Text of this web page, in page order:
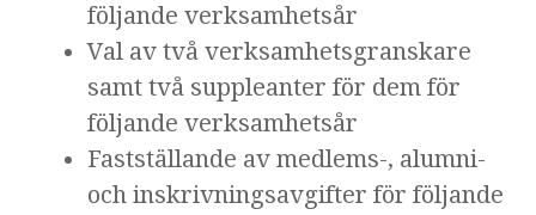
följande verksamhetsår
Val av två verksamhetsgranskare
samt två suppleanter för dem för
följande verksamhetsår
Fastställande av medlems-, alumni-
och inskrivningsavgifter för följande